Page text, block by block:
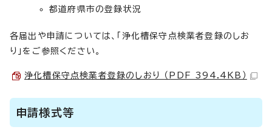
都道府県市の登録状況
各届出や申請については、「浄化槽保守点検業者登録のしお
り」をご参照ください。
浄化槽保守点検業者登録のしおり （PDF 394.4KB）
申請様式等